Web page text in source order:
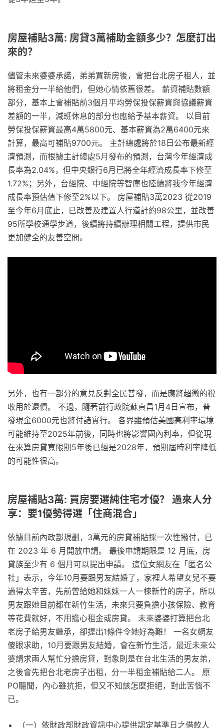
房屋補貼3萬: 房貸3萬補助金額多少？怎麼訂出
來的？
儘管未來婆婆承諾，弟弟買新房後，會把台北房子租人，並
將租金分一半給他們，但她心情依舊很差。 薪資補貼數額
部分，基本上會補貼前3個月平均勞保投保薪資與協議薪資
差額的一半，減班休息的部分也應給予基本薪資。 以目前
勞保投保薪資最高4萬5800元、基本薪資為2萬6400元來
計算，最高可補貼9700元。 主計總處將於18日公布最新經
濟預測，而根據主計總處5月發布的預測，台灣今年經濟成
長率為2.04%，但中央銀行6月已將全年經濟成長率下修至
1.72%；另外，台經院、中經院等智庫也陸續將我今年經濟
成長率預估值下修至2%以下。 房屋補貼3萬2023 從2019
至今年6月底止，已改善及建置人行道計約98公里，並改善
95所學校通學步道，後續將持續辦理相關工程，提供市民
更加健全的友善空間。
另外，也有一部分的意見反對全民普發，而是應將超徵的稅
收用於還債。 不過，隨著前行政院蘇貞昌1月4日宣布，普
發現金6000元也將付諸實行。 各界雖預估美國高利率環境
可能維持至2025年前後，同時也將影響國內利率，但從現
在來算房貸寬限期5年後已經是2028年，預期屆時利率降低
的可能性很高。
房屋補貼3萬: 買房要選純住宅才優？ 過來人分
享：要1優勢得選「住商混合」
依據目前內政部規劃，3萬元的房貸補貼採一次性撥付，已
在 2023 年 6 月開放申請。 最後申請期限是 12 月底，房
貸族至少有 6 個月可以提出申請。 這位女網友在「匿名公
社」表示，今年10月要跟男友結婚了，家裡人希望女兒不要
過得太辛苦，先前曾給她和妹妹一人一棟新竹的房子，所以
男友跟她目前都在新竹生活，未來只要負擔小孩保險、教育
等花費就好，不用擔心租金或房貸。 未來婆婆打算把台北
老房子給男友繼承，卻提出1條件令她好為難！ 一名女網友
傻眼求助，10月要跟男友結婚，會在新竹生活，最近未來公
婆請求兩人幫忙分擔房貸，對象則是在台北生活的男友弟，
之後會先把台北老房子出租，分一半租金補貼給二人。 原
PO聽聞，內心雖抗拒，但又不知該怎麼拒絕，對此苦惱不
已。
（一）依財政部財政資訊中心提供認定基準日之借款人